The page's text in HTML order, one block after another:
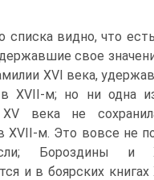
списка видно, что
свое
XVI века,
в XVII-м; но ни одна
века не
XVII-м. Это вовсе не
Бороздины и
и в боярских книгах